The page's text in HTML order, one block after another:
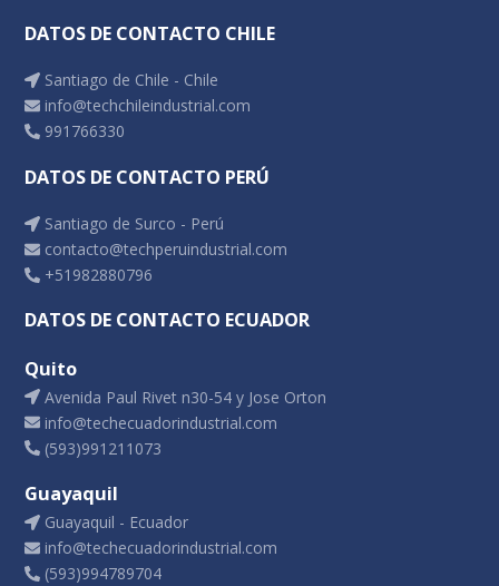
DATOS DE CONTACTO CHILE
Santiago de Chile - Chile
info@techchileindustrial.com
991766330
DATOS DE CONTACTO PERÚ
Santiago de Surco - Perú
contacto@techperuindustrial.com
+51982880796
DATOS DE CONTACTO ECUADOR
Quito
Avenida Paul Rivet n30-54 y Jose Orton
info@techecuadorindustrial.com
(593)991211073
Guayaquil
Guayaquil - Ecuador
info@techecuadorindustrial.com
(593)994789704